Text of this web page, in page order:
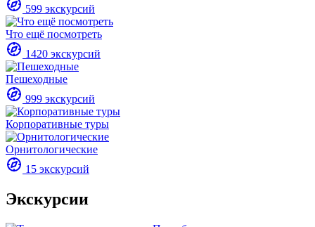
599 экскурсий
Что ещё посмотреть
1420 экскурсий
Пешеходные
999 экскурсий
Корпоративные туры
Орнитологические
15 экскурсий
Экскурсии